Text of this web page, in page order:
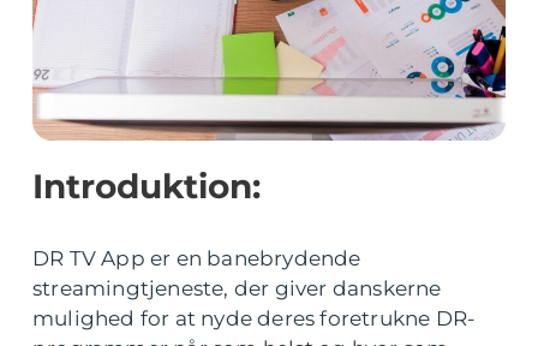
Introduktion:
DR TV App er en banebrydende
streamingtjeneste, der giver danskerne
mulighed for at nyde deres foretrukne DR-